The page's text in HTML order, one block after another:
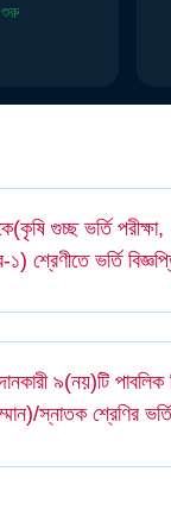
গুচ্ছ ভর্তি
শ্রেণীতে ভর্তি
৯(নয়)টি
স্নাতক শ্রেণির